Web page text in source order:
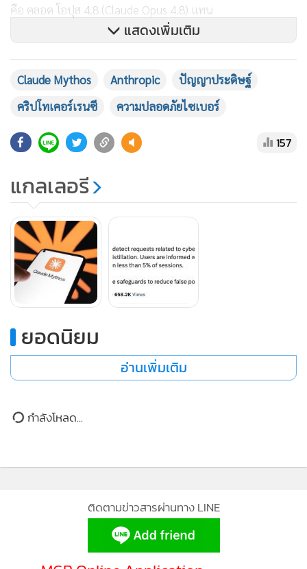
อย่างไรก็ดี แอนโทรปิก ออกมาย้ำความเชื่อมั่นในวันเปิดตัว โดย
ระบุว่า เฟเบิล 5 ได้รับการปรับแต่งให้มีความปลอดภัยสำหรับ
การใช้งานทั่วไป พร้อมทั้งมีกลไกป้องกันการนำไปใช้ในทางที่ผิด
โดยระบบจะทำการเปลี่ยนเส้นทางคำสั่งที่เกี่ยวข้องกับหัวข้อล่อ
แหลม เช่น ความมั่นคงทางไซเบอร์ ไปยังแบบจำลองอีกรุ่นหนึ่ง
คือ คลอด โอปุส 4.8 (Claude Opus 4.8) แทน
สามารถระดับนี้ย่อมมาพร้อมกับความเสี่ยง หากปราศจากกรอบ
ป้องกันที่แน่นหนา ศักยภาพของ เฟเบิล 5 อาจถูกนำไปใช้ในทาง
ที่ผิดและก่อให้เกิดความเสียหายร้ายแรงได้
คำยืนยันดังกล่าวดูเหมือนจะไม่สามารถบรรเทาความกังวลของผู้
ขโมยคริปโทเคอร์เรนซี ทั้งสกุลเงินหลักอย่าง บิทคอยน์ และ
สินทรัพย์ดิจิทัลอื่นๆ พุ่งสูงถึง 629.7 ล้านดอลลาร์สหรัฐ ซึ่งนับ
แสดงเพิ่มเติม
Claude Mythos Anthropic
ปัญญาประดิษฐ์
คริปโทเคอร์เรนซี
ความปลอดภัยไซเบอร์
แกลเลอรี
อ่านเพิ่มเติม
MGR Online ใช้คุกกี้